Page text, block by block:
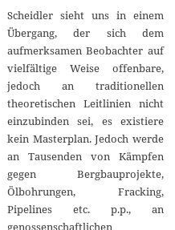
Scheidler sieht uns in einem
Übergang, der sich dem
aufmerksamen Beobachter auf
vielfältige Weise offenbare,
jedoch an traditionellen
theoretischen Leitlinien nicht
einzubinden sei, es existiere
kein Masterplan. Jedoch werde
an Tausenden von Kämpfen
gegen Bergbauprojekte,
Ölbohrungen, Fracking,
Pipelines etc. p.p., an
genossenschaftlichen